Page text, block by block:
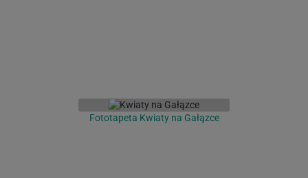
Fototapeta Kwiaty na Gałązce